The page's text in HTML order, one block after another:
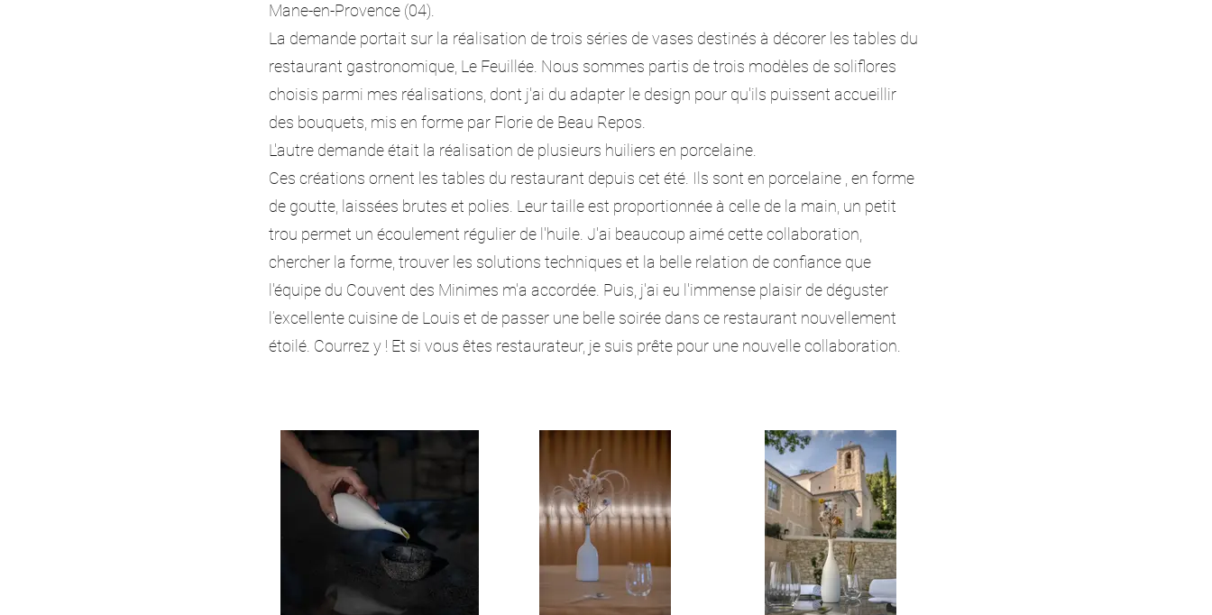
Mane-en-Provence (04).
La demande portait sur la réalisation de trois séries de vases destinés à décorer les tables du
restaurant gastronomique, Le Feuillée. Nous sommes partis de trois modèles de soliflores
choisis parmi mes réalisations, dont j'ai du adapter le design pour qu'ils puissent accueillir
des bouquets, mis en forme par Florie de Beau Repos.
L'autre demande était la réalisation de plusieurs huiliers en porcelaine.
Ces créations ornent les tables du restaurant depuis cet été. Ils sont en porcelaine , en forme
de goutte, laissées brutes et polies. Leur taille est proportionnée à celle de la main, un petit
trou permet un écoulement régulier de l'huile. J'ai beaucoup aimé cette collaboration,
chercher la forme, trouver les solutions techniques et la belle relation de confiance que
l'équipe du Couvent des Minimes m'a accordée. Puis, j'ai eu l'immense plaisir de déguster
l’excellente cuisine de Louis et de passer une belle soirée dans ce restaurant nouvellement
étoilé. Courrez y ! Et si vous êtes restaurateur, je suis prête pour une nouvelle collaboration.